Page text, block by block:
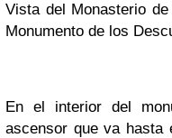
Vista del Monasterio
Monumento de los
En el interior del
ascensor que va hasta